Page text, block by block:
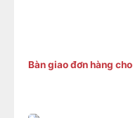
Bàn giao đơn hàng